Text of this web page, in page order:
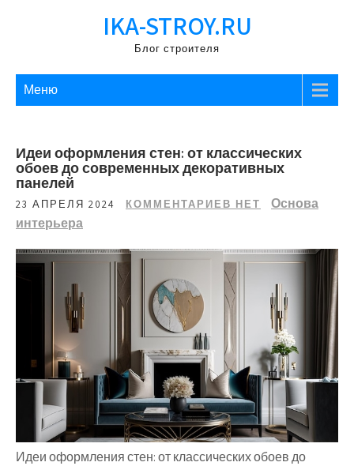
IKA-STROY.RU
Блог строителя
Меню
Идеи оформления стен: от классических
обоев до современных декоративных
панелей
23 АПРЕЛЯ 2024 КОММЕНТАРИЕВ НЕТ
Основа
интерьера
Идеи оформления стен: от классических обоев до